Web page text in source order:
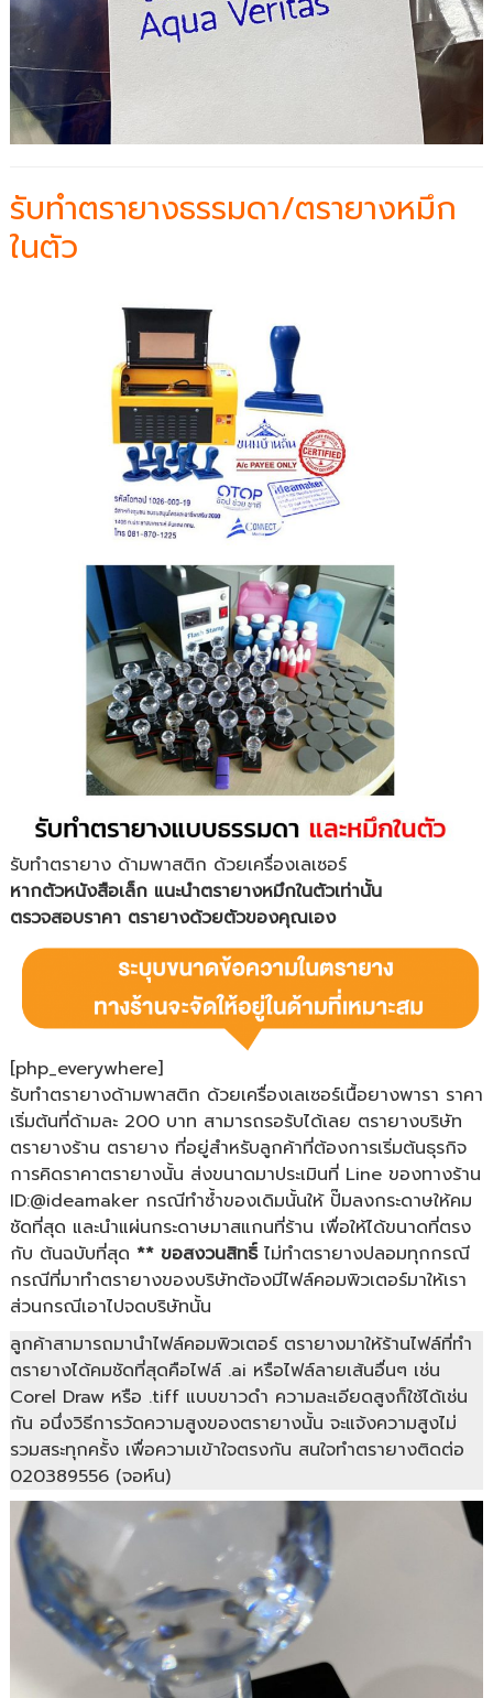
รับทำตรายางธรรมดา/ตรายางหมึก
ในตัว
รับทำตรายาง ด้ามพาสติก ด้วยเครื่องเลเซอร์
หากตัวหนังสือเล็ก แนะนำตรายางหมึกในตัวเท่านั้น
ตรวจสอบราคา ตรายางด้วยตัวของคุณเอง
[php_everywhere]
รับทำตรายางด้ามพาสติก ด้วยเครื่องเลเซอร์เนื้อยางพารา ราคา
เริ่มต้นที่ด้ามละ 200 บาท สามารถรอรับได้เลย ตรายางบริษัท
ตรายางร้าน ตรายาง ที่อยู่สำหรับลูกค้าที่ต้องการเริ่มต้นธุรกิจ
การคิดราคาตรายางนั้น ส่งขนาดมาประเมินที่ Line ของทางร้าน
ID:@ideamaker กรณีทำซ้ำของเดิมนั้นให้ ปั๊มลงกระดาษให้คม
ชัดที่สุด และนำแผ่นกระดาษมาสแกนที่ร้าน เพื่อให้ได้ขนาดที่ตรง
กับ ต้นฉบับที่สุด ** ขอสงวนสิทธิ์ ไม่ทำตรายางปลอมทุกกรณี
กรณีที่มาทำตรายางของบริษัทต้องมีไฟล์คอมพิวเตอร์มาให้เรา
ส่วนกรณีเอาไปจดบริษัทนั้น
ลูกค้าสามารถมานำไฟล์คอมพิวเตอร์ ตรายางมาให้ร้านไฟล์ที่ทำ
ตรายางได้คมชัดที่สุดคือไฟล์ .ai หรือไฟล์ลายเส้นอื่นๆ เช่น
Corel Draw หรือ .tiff แบบขาวดำ ความละเอียดสูงก็ใช้ได้เช่น
กัน อนึ่งวิธีการวัดความสูงของตรายางนั้น จะแจ้งความสูงไม่
รวมสระทุกครั้ง เพื่อความเข้าใจตรงกัน สนใจทำตรายางติดต่อ
020389556 (จอห์น)